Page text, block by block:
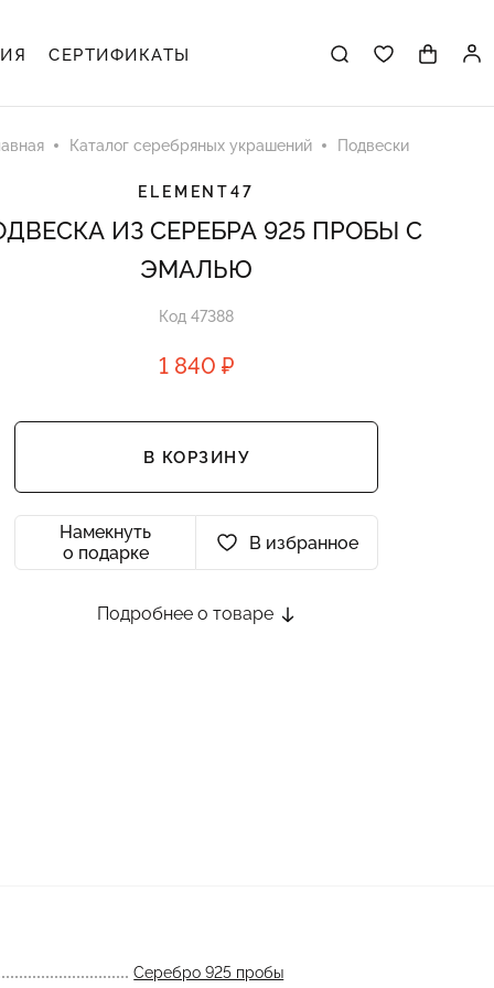
СЕРТИФИКАТЫ
Каталог серебряных украшений Подвески
ELEMENT47
ИЗ СЕРЕБРА 925 ПРОБЫ С
ЭМАЛЬЮ
Код 47388
1 840 ₽
В КОРЗИНУ
Намекнуть
о подарке
В избранное
Подробнее о товаре
Серебро 925 пробы